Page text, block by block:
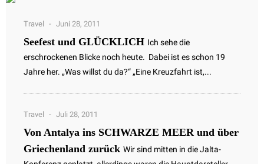
Travel Juni 28, 2011
Seefest und GLÜCKLICH Ich sehe die
erschrockenen Blicke noch heute. Dabei ist es schon 19
Jahre her. „Was willst du da?“ „Eine Kreuzfahrt ist,...
Travel Juli 28, 2011
Von Antalya ins SCHWARZE MEER und über
Griechenland zurück Wir sind mitten in die Jalta-